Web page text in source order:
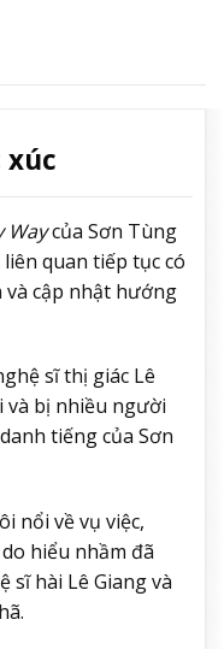
xúc
Waycủa Sơn Tùng
quan tiếp tục có
cập nhật hướng
sĩ thị giác Lê
và bị nhiều người
tiếng của Sơn
nổi về vụ việc,
hiểu nhầm đã
sĩ hài Lê Giang và